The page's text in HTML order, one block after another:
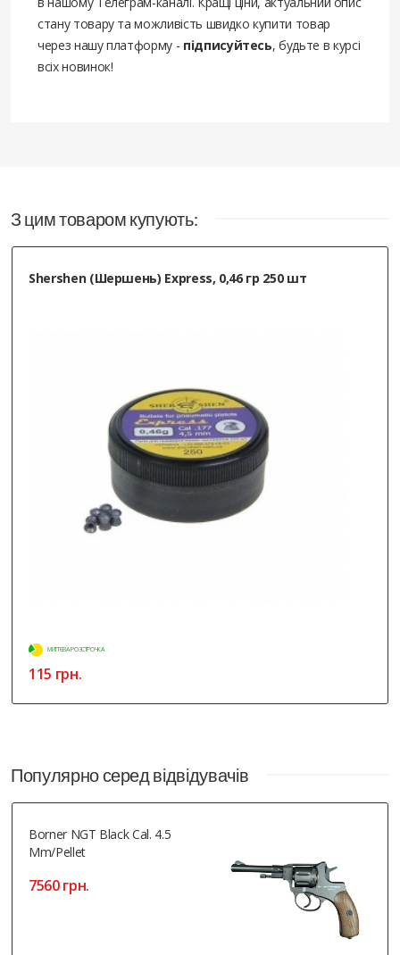
стану товару та можливість швидко купити товар
через нашу платформу - підписуйтесь, будьте в курсі
всіх новинок!
З цим товаром купують:
Shershen (Шершень) Express, 0,46 гр 250 шт
МИТТЄВА РОЗСТРОЧКА
115 грн.
Популярно серед відвідувачів
Borner NGT Black Cal. 4.5
Mm/pellet
7560 грн.